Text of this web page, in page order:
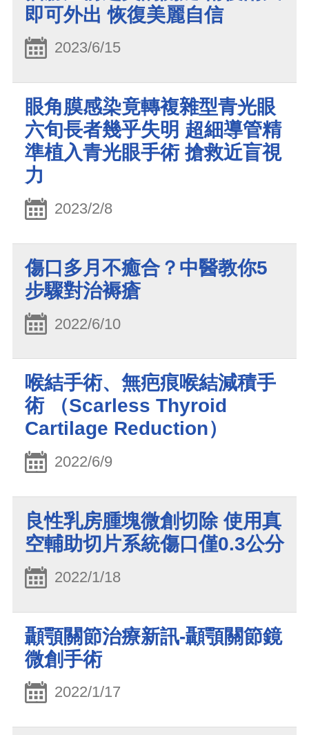
即可外出 恢復美麗自信
2023/6/15
眼角膜感染竟轉複雜型青光眼
六旬長者幾乎失明 超細導管精
準植入青光眼手術 搶救近盲視
力
2023/2/8
傷口多月不癒合？中醫教你5
步驟對治褥瘡
2022/6/10
喉結手術、無疤痕喉結減積手
術 （Scarless Thyroid
Cartilage Reduction）
2022/6/9
良性乳房腫塊微創切除 使用真
空輔助切片系統傷口僅0.3公分
2022/1/18
顳顎關節治療新訊-顳顎關節鏡
微創手術
2022/1/17